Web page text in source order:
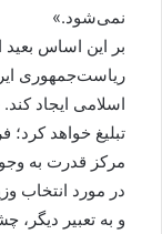
نمی‌شود.»
بر این اساس
ریاست‌جمهوری
اسلامی ایجاد
تبلیغ خواهد
مرکز قدرت به
در مورد انتخاب
و به تعبیر دیگر،